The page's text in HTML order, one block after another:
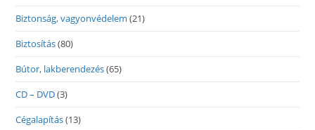
Biztonság, vagyonvédelem (21)
Biztosítás(80)
Bútor, lakberendezés(65)
CD – DVD(3)
Cégalapítás(13)